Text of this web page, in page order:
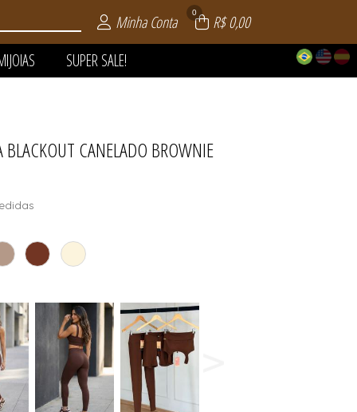
Minha Conta 0 R$ 0,00
| VERÃO
SUPER SALE!
CANELADO BROWNIE